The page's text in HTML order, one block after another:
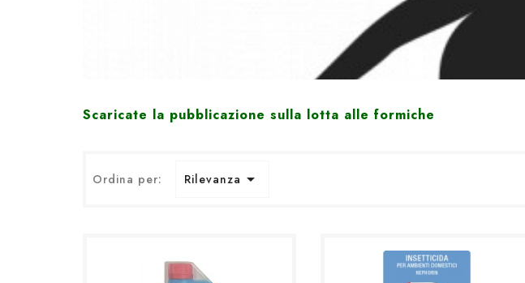
Scaricate la pubblicazione sulla lotta alle formiche
Ordina per: Rilevanza 